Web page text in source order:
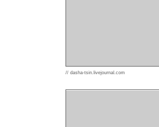
// dasha-tsin.livejournal.com